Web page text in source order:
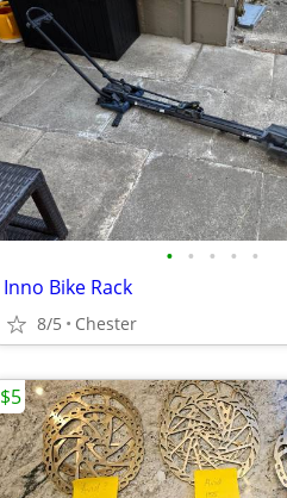
• • • • •
Inno Bike Rack
8/5 Chester
$5